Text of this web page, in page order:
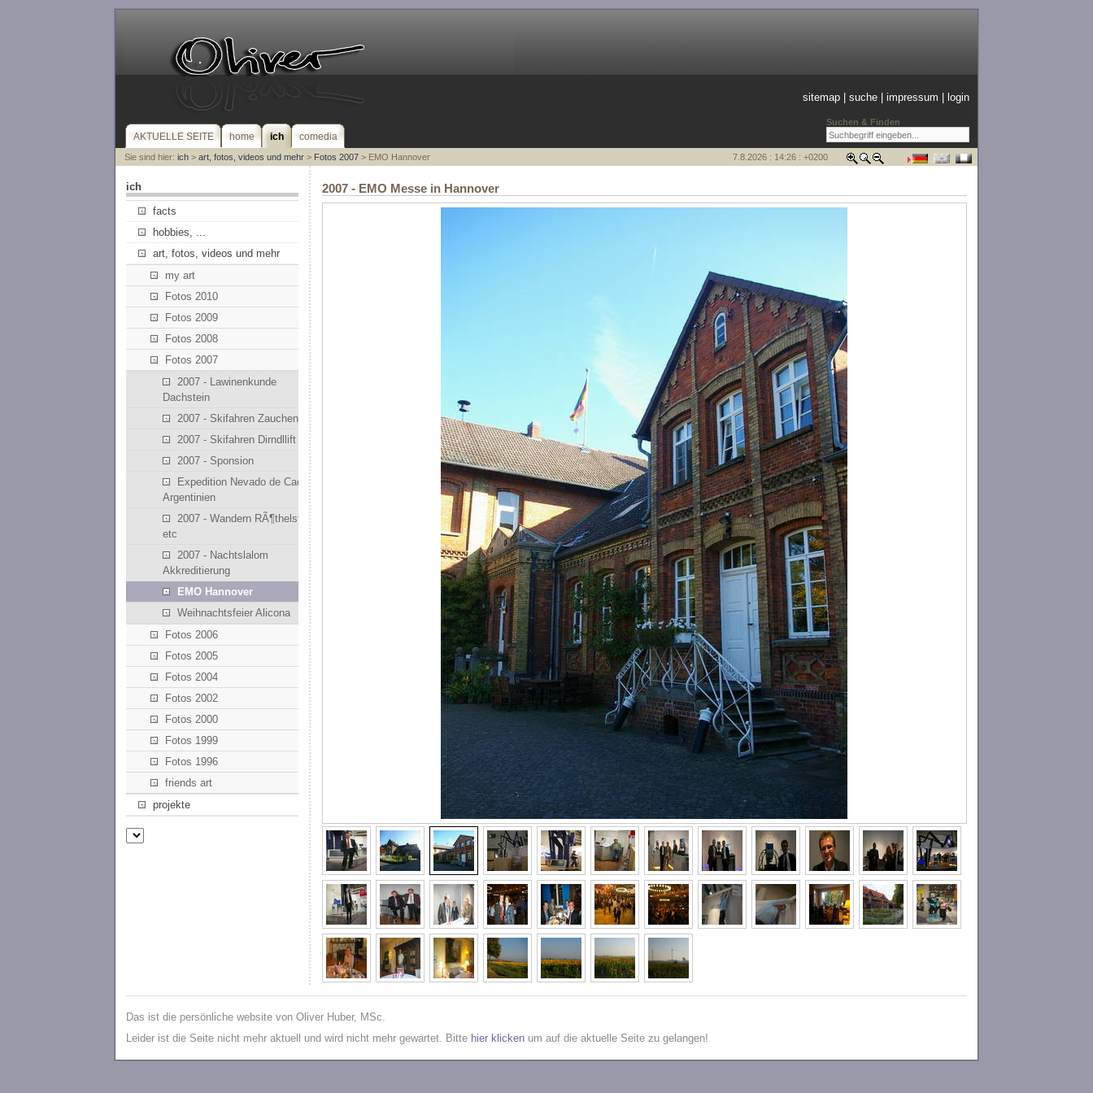
Suchen & Finden
sitemap |suche |impressum login
AKTUELLE SEITE home ich comedia
Sie sind hier: ich> art, fotos, videos und mehr> Fotos 2007> EMO Hannover 7.8.2026 : 14:26 : +0200
ich
facts
hobbies, ...
art, fotos, videos und mehr
my art
Fotos 2010
Fotos 2009
Fotos 2008
Fotos 2007
2007 - Lawinenkunde
Dachstein
2007 - Skifahren Zauchensee
2007 - Skifahren Dirndllift
2007 - Sponsion
Expedition Nevado de Cachi -
Argentinien
2007 - Wandern RÃ¶thelstein
etc
2007 - Nachtslalom
Akkreditierung
EMO Hannover
Weihnachtsfeier Alicona
Fotos 2006
Fotos 2005
Fotos 2004
Fotos 2002
Fotos 2000
Fotos 1999
Fotos 1996
friends art
projekte
2007 - EMO Messe in Hannover
Das ist die persönliche website von Oliver Huber, MSc.
Leider ist die Seite nicht mehr aktuell und wird nicht mehr gewartet. Bitte hier klicken um auf die aktuelle Seite zu gelangen!